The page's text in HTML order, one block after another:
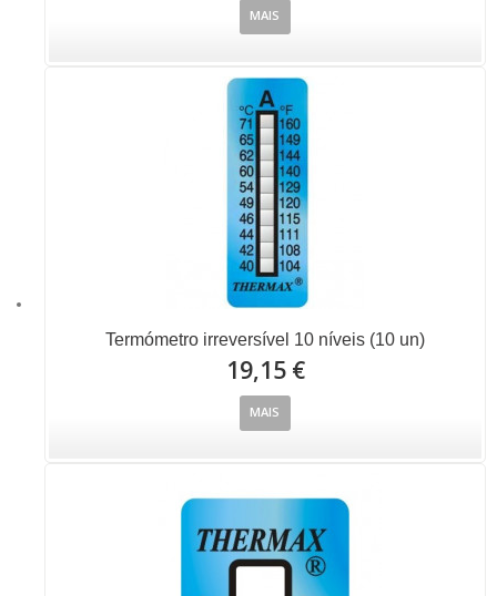
MAIS
Termómetro irreversível 10 níveis (10 un)
19,15 €
MAIS